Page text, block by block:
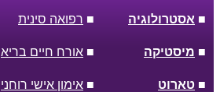
■ אסטרולוגיה ■ רפואה סינית
■ מיסטיקה ■ אורח חיים בריא
■ טארוט ■ אימון אישי רוחני